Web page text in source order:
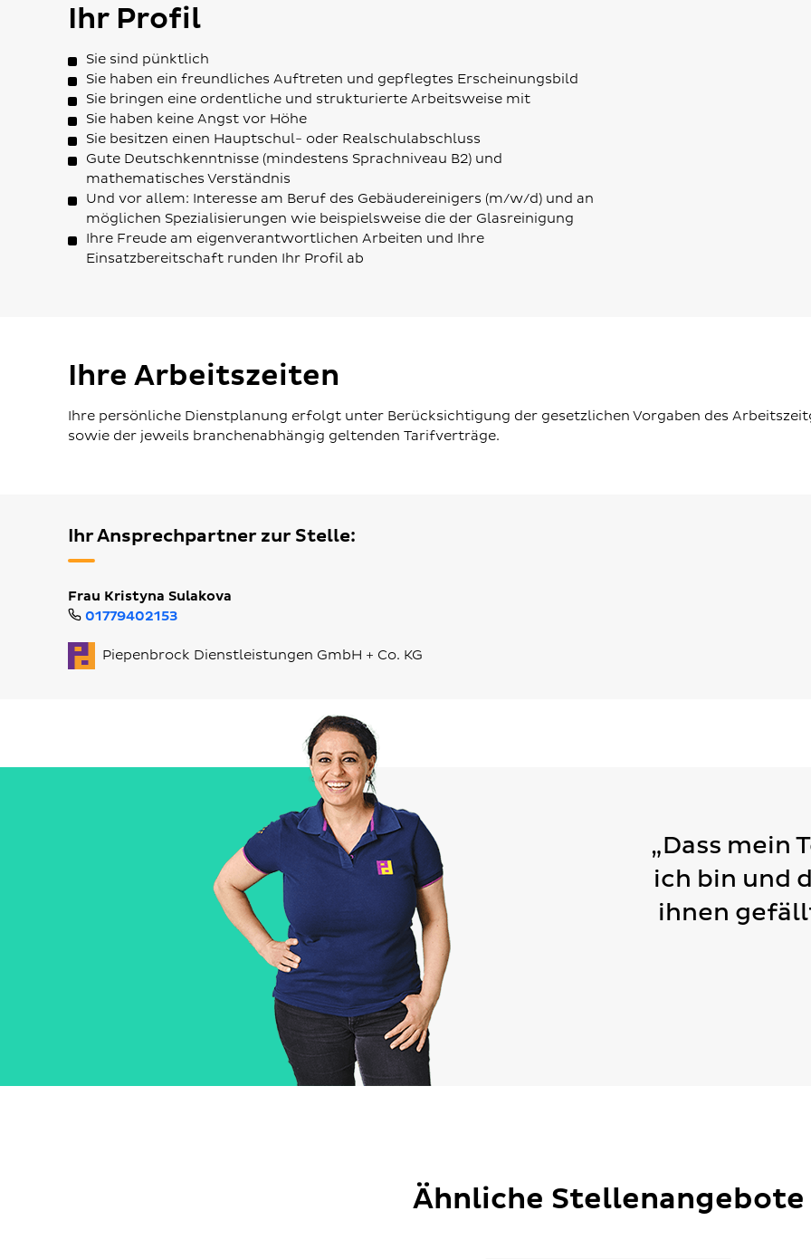
Ihr Profil
Sie sind pünktlich
Sie haben ein freundliches Auftreten und gepflegtes Erscheinungsbild
Sie bringen eine ordentliche und strukturierte Arbeitsweise mit
Sie haben keine Angst vor Höhe
Sie besitzen einen Hauptschul- oder Realschulabschluss
Gute Deutschkenntnisse (mindestens Sprachniveau B2) und
mathematisches Verständnis
Und vor allem: Interesse am Beruf des Gebäudereinigers (m/w/d) und an
möglichen Spezialisierungen wie beispielsweise die der Glasreinigung
Ihre Freude am eigenverantwortlichen Arbeiten und Ihre
Einsatzbereitschaft runden Ihr Profil ab
Ihre Arbeitszeiten
Ihre persönliche Dienstplanung erfolgt unter Berücksichtigung der gesetzlichen Vorgaben des
sowie der jeweils branchenabhängig geltenden Tarifverträge.
Ihr Ansprechpartner zur Stelle:
Frau Kristyna Sulakova
01779402153
Piepenbrock Dienstleistungen GmbH + Co. KG
„Dass mein
ich bin und
ihnen
Ähnliche Stellenangebote